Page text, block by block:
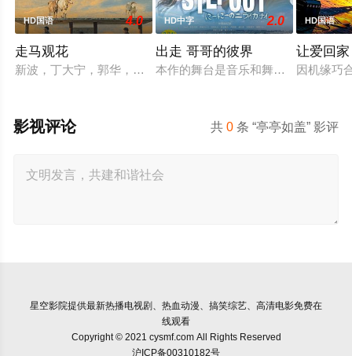
HD国语 4.0
走马观花
新波，丁大宁，郭华，程一木他们毕业于同一所大学。他们和
HD中字 2.0
出走 哥哥的彼界
本作的舞台是音乐和舞蹈融入生活的
HD国语
让爱回家
因机缘巧
共0 条 “亭亭如盖” 影评
影视评论
星空影院提供最新热播电视剧、热血动漫、搞笑综艺、高清电影免费在
线观看
Copyright © 2021 cysmf.com All Rights Reserved
沪ICP备00310182号